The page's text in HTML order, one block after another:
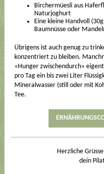
Birchermüesli aus
Naturjoghurt
Eine kleine Handvoll
Baumnüsse oder
Übrigens ist auch genug zu
konzentriert zu bleiben.
«Hunger zwischendurch»
pro Tag ein bis zwei Liter
Mineralwasser (still oder mit
Tee.
Herzliche
dein